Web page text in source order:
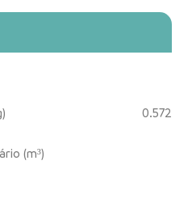
0.572
(m³)